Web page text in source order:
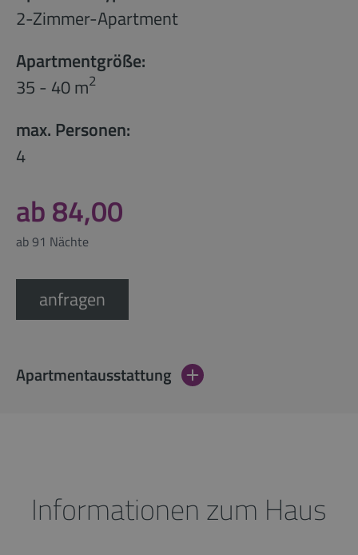
2-Zimmer-Apartment
Apartmentgröße:
35 - 40 m2
max. Personen:
4
ab 84,00
ab 91 Nächte
anfragen
Apartmentausstattung
Informationen zum Haus